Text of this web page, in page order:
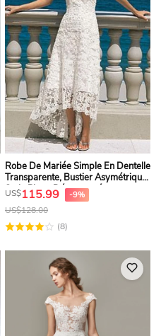
Robe De Mariée Simple En Dentelle
Transparente, Bustier Asymétrique,
Style Plage Décontractée
US$115.99 -9%
US$128.00
(8)